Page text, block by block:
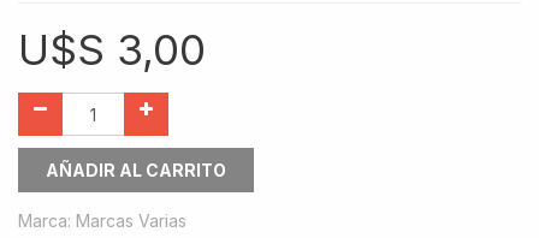
U$S 3,00
AÑADIR AL CARRITO
Marca: Marcas Varias